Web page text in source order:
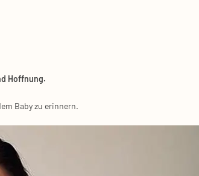
Hoff­nung.
Baby zu erin­nern.